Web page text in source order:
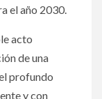
el año 2030.
acto
de una
profundo
y con